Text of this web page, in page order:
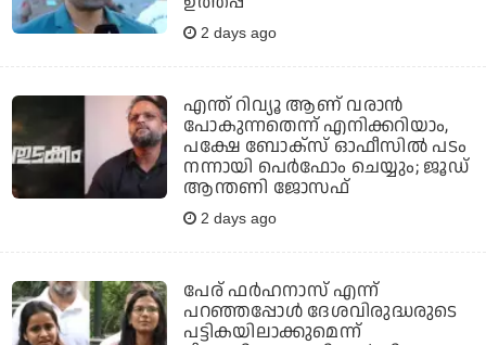
2 days ago
എന്ത് റിവ്യൂ ആണ് വരാന്‍
പോകുന്നതെന്ന് എനിക്കറിയാം,
പക്ഷേ ബോക്‌സ് ഓഫീസില്‍ പടം
നന്നായി പെര്‍ഫോം ചെയ്യും; ജൂഡ്
ആന്തണി ജോസഫ്
2 days ago
പേര് ഫര്‍ഹനാസ് എന്ന്
പറഞ്ഞപ്പോള്‍ ദേശവിരുദ്ധരുടെ
പട്ടികയിലാക്കുമെന്ന്